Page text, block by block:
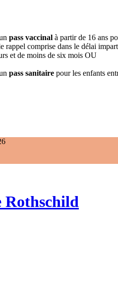
pass vaccinal à partir de 16 ans
comprise dans le délai
et de moins de six mois OU
pass sanitaire pour les enfants